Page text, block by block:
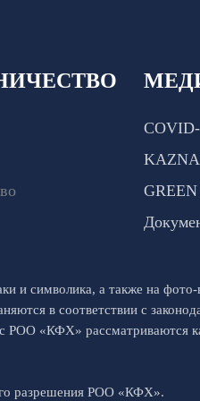
и символика, а также на
в соответствии с
РОО «КФХ» рассматриваются
разрешения РОО «КФХ».